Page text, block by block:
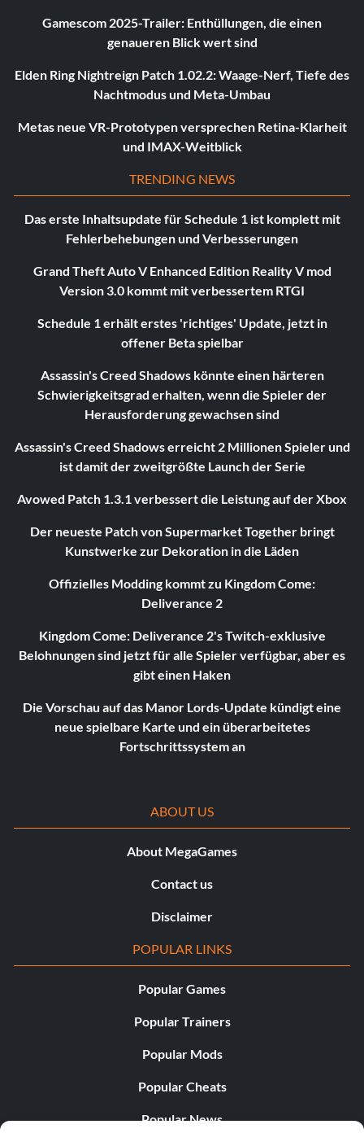
Gamescom 2025-Trailer: Enthüllungen, die einen
genaueren Blick wert sind
Elden Ring Nightreign Patch 1.02.2: Waage-Nerf, Tiefe des
Nachtmodus und Meta-Umbau
Metas neue VR-Prototypen versprechen Retina-Klarheit
und IMAX-Weitblick
TRENDING NEWS
Das erste Inhaltsupdate für Schedule 1 ist komplett mit
Fehlerbehebungen und Verbesserungen
Grand Theft Auto V Enhanced Edition Reality V mod
Version 3.0 kommt mit verbessertem RTGI
Schedule 1 erhält erstes 'richtiges' Update, jetzt in
offener Beta spielbar
Assassin's Creed Shadows könnte einen härteren
Schwierigkeitsgrad erhalten, wenn die Spieler der
Herausforderung gewachsen sind
Assassin's Creed Shadows erreicht 2 Millionen Spieler und
ist damit der zweitgrößte Launch der Serie
Avowed Patch 1.3.1 verbessert die Leistung auf der Xbox
Der neueste Patch von Supermarket Together bringt
Kunstwerke zur Dekoration in die Läden
Offizielles Modding kommt zu Kingdom Come:
Deliverance 2
Kingdom Come: Deliverance 2's Twitch-exklusive
Belohnungen sind jetzt für alle Spieler verfügbar, aber es
gibt einen Haken
Die Vorschau auf das Manor Lords-Update kündigt eine
neue spielbare Karte und ein überarbeitetes
Fortschrittssystem an
ABOUT US
About MegaGames
Contact us
Disclaimer
POPULAR LINKS
Popular Games
Popular Trainers
Popular Mods
Popular Cheats
Popular News